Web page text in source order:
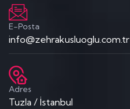
E-Posta
info@zehrakusluoglu.com.tr
Adres
Tuzla / İstanbul